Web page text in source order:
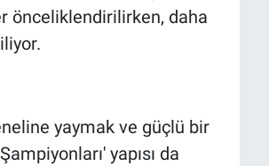
önceliklendirilirken, daha
yaymak ve güçlü bir
yapısı da